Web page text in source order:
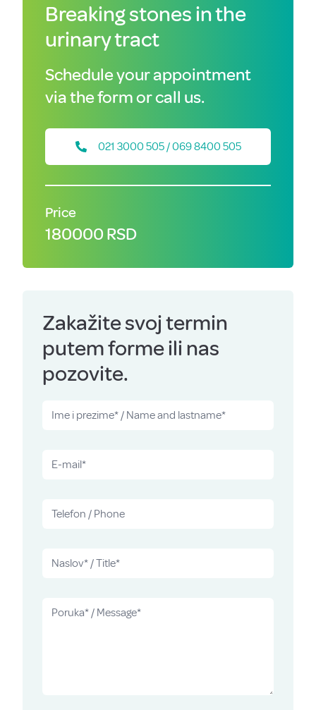
Breaking stones in the
urinary tract
Schedule your appointment
via the form or call us.
021 3000 505 / 069 8400 505
Price
180000 RSD
Zakažite svoj termin
putem forme ili nas
pozovite.